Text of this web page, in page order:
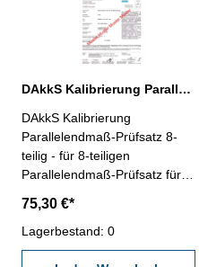
DAkkS Kalibrierung Parallelendmaß-Prüfsatz 8-teilig für Mikrometer
DAkkS Kalibrierung
Parallelendmaß-Prüfsatz 8-
teilig - für 8-teiligen
Parallelendmaß-Prüfsatz für
(Artikel- Nr. 318.206) - erstellt
durch ein Kalibrierlabor- nach
den gültigen Vorschriften von
75,30 €*
Lagerbestand: 0